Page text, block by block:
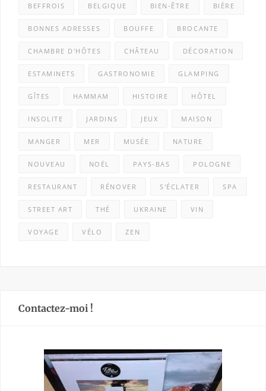
BEFFROIS BELGIQUE BIEN-ÊTRE BIÈRE
BONNES ADRESSES BOUFFE BROCANTE
CHAMBRE D'HÔTES CHÂTEAU DÉCORATION
ESTAMINETS GASTRONOMIE GLAMPING
GÎTES HAMMAM HISTOIRE HÔTEL
INSOLITE JARDINS JEUX MAISON
MANGER MER MUSÉE NATURE
NOUVEAU NOËL PAYS-BAS POLOGNE
RESTAURANT RÉNOVER S'ÉCLATER SPA
STREET ART THÉ UKRAINE VIN
VOYAGE VÉLO ZEN
Contactez-moi !